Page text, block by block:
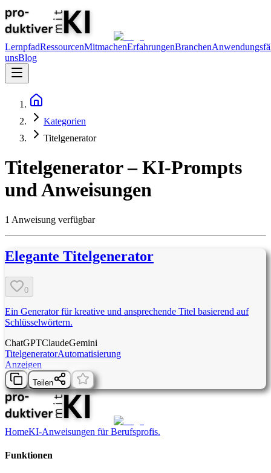
LernpfadRessourcenMitmachenErfahrungenBranchen
unsBlog
Kategorien
Titelgenerator
Titelgenerator– KI-Prompts
und Anweisungen
1 Anweisung verfügbar
Elegante Titelgenerator
0
Ein Generator für kreative und ansprechende Titel basierend auf
Schlüsselwörtern.
ChatGPTClaudeGemini
TitelgeneratorAutomatisierung
Anzeigen
Teilen
HomeKI-Anweisungen für Berufsprofis.
Funktionen